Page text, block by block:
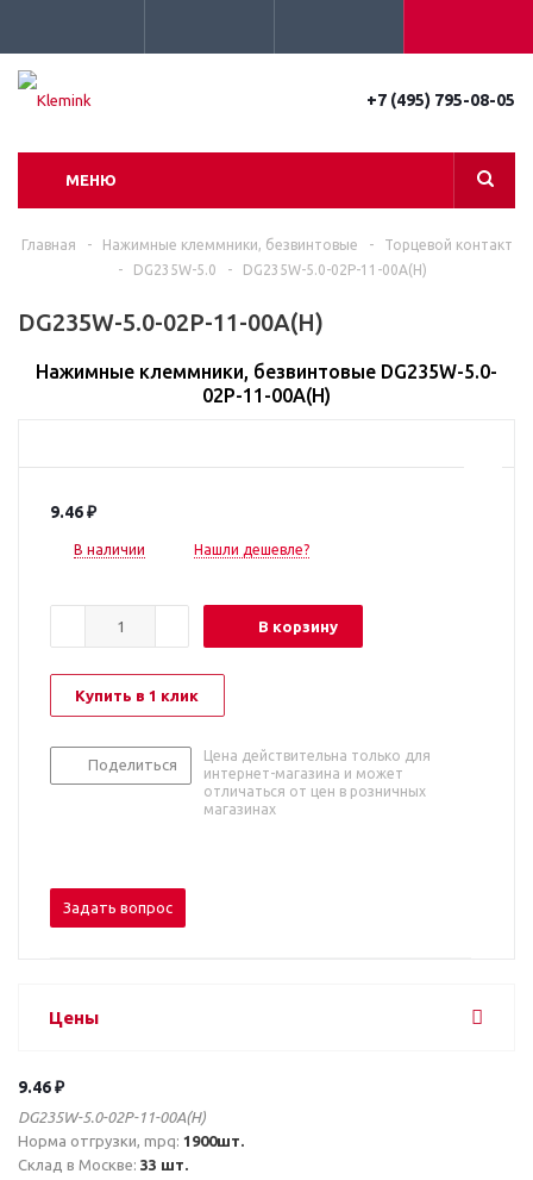
+7 (495) 795-08-05
МЕНЮ
Главная - Нажимные клеммники, безвинтовые -
Торцевой контакт
-
DG235W-5.0 - DG235W-5.0-02P-11-00A(H)
DG235W-5.0-02P-11-00A(H)
Нажимные клеммники, безвинтовые DG235W-5.0-
02P-11-00A(H)
9.46₽
В наличии Нашли дешевле?
В корзину
Купить в 1 клик
Поделиться
Цена действительна только для
интернет-магазина и может
отличаться от цен в розничных
магазинах
Задать вопрос
Цены
9.46 ₽
DG235W-5.0-02P-11-00A(H)
Норма отгрузки, mpq: 1900шт.
Склад в Москве: 33 шт.